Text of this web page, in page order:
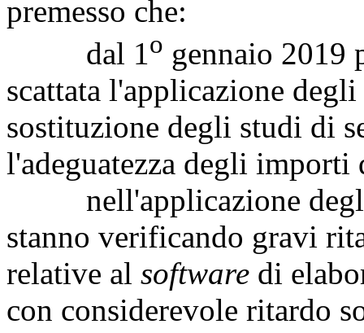
premesso che:
dal 1 o gennaio 2019
scattata l'applicazione
sostituzione degli studi di
l'adeguatezza degli
nell'applicazione degli
stanno verificando gravi
relative al software di
con considerevole ritardo